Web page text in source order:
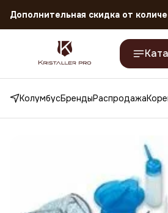
Дополнительная скидка от
Скидка 45% на все товары до
КолумбусБрендыРаспродажа